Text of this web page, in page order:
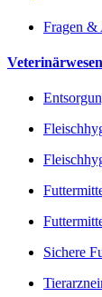
Fragen &
Sichere